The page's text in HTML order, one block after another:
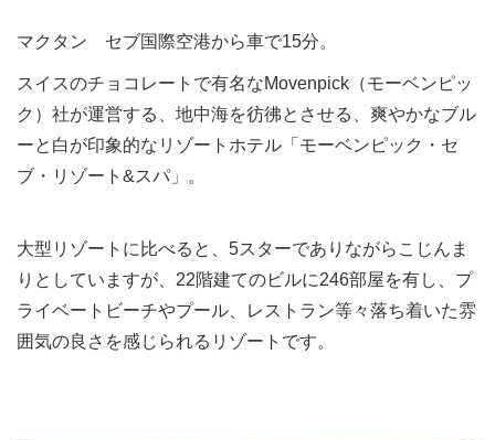
マクタン セブ国際空港から車で15分。
スイスのチョコレートで有名なMovenpick（モーベンピッ
ク）社が運営する、地中海を彷彿とさせる、爽やかなブル
ーと白が印象的なリゾートホテル「モーベンピック・セ
ブ・リゾート&スパ」。
大型リゾートに比べると、5スターでありながらこじんま
りとしていますが、22階建てのビルに246部屋を有し、プ
ライベートビーチやプール、レストラン等々落ち着いた雰
囲気の良さを感じられるリゾートです。